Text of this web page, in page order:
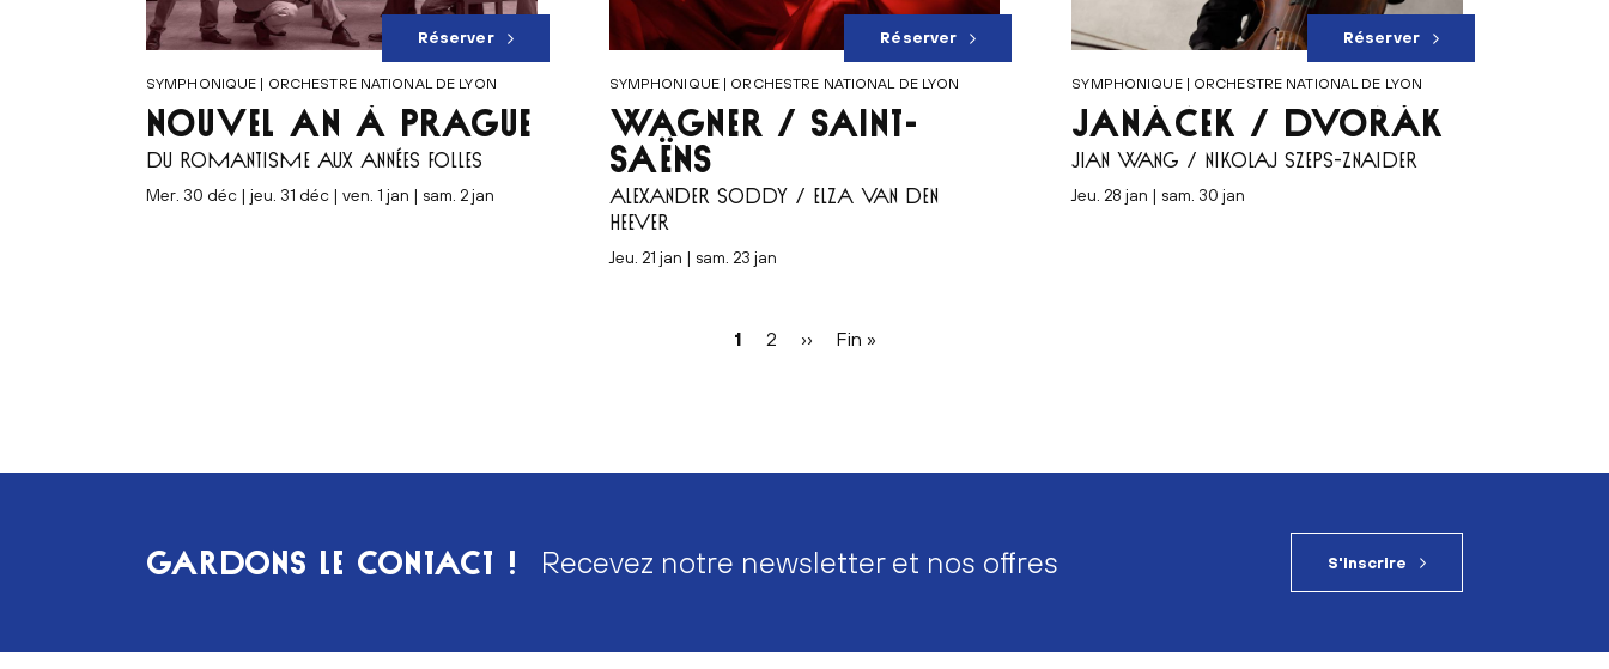
SYMPHONIQUE | ORCHESTRE NATIONAL DE LYON
NOUVEL AN À PRAGUE
DU ROMANTISME AUX ANNÉES FOLLES
mer. 30 déc | jeu. 31 déc | ven. 1 jan | sam. 2 jan
Réserver
SYMPHONIQUE | ORCHESTRE NATIONAL DE LYON
WAGNER / SAINT-
SAËNS
ALEXANDER SODDY / ELZA VAN DEN
HEEVER
jeu. 21 jan | sam. 23 jan
Réserver
SYMPHONIQUE | ORCHESTRE NATIONAL DE LYON
JANÁČEK / DVOŘÁK
JIAN WANG / NIKOLAJ SZEPS-ZNAIDER
jeu. 28 jan | sam. 30 jan
Réserver
Page
1 Page
2
Page
››
Dernière
Fin »
GARDONS LE CONTACT ! Recevez notre newsletter et nos offres S'inscrire